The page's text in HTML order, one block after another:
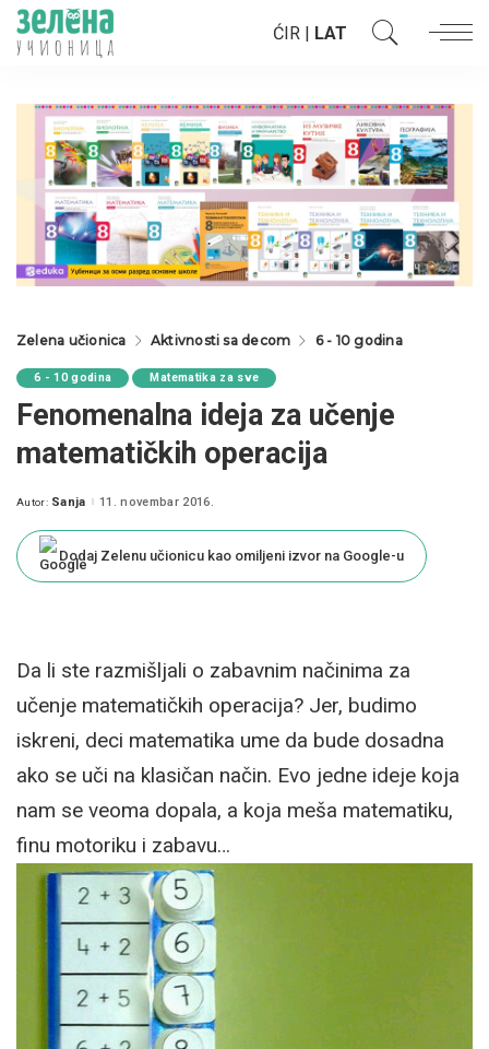
ĆIR | LAT
Zelena učionica Aktivnosti sa decom 6 - 10 godina
6 - 10 godina Matematika za sve
Fenomenalna ideja za učenje
matematičkih operacija
Posted
Autor: Sanja 11. novembar 2016.
Dodaj Zelenu učionicu kao omiljeni izvor na Google-u
Da li ste razmišljali o zabavnim načinima za
učenje matematičkih operacija? Jer, budimo
iskreni, deci matematika ume da bude dosadna
ako se uči na klasičan način. Evo jedne ideje koja
nam se veoma dopala, a koja meša matematiku,
finu motoriku i zabavu…